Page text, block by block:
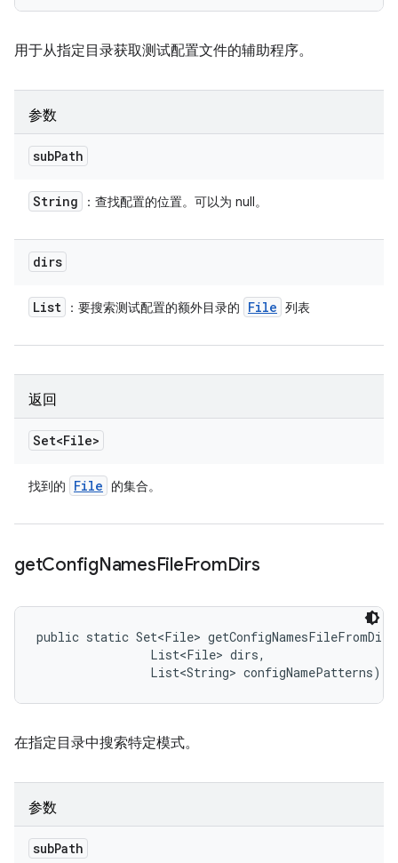
用于从指定目录获取测试配置文件的辅助程序。
参数
subPath
String ：查找配置的位置。可以为 null。
dirs
List ：要搜索测试配置的额外目录的 File 列表
返回
Set<File>
找到的 File 的集合。
getConfigNamesFileFromDirs
public static Set<File>
                List<File> dirs,
                List<String> configNamePatterns)
在指定目录中搜索特定模式。
参数
subPath